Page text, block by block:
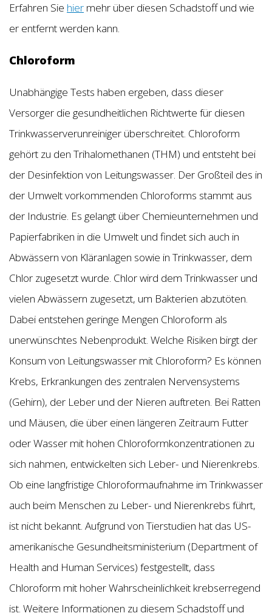
Erfahren Sie hier mehr über diesen Schadstoff und wie
er entfernt werden kann.
Chloroform
Unabhängige Tests haben ergeben, dass dieser
Versorger die gesundheitlichen Richtwerte für diesen
Trinkwasserverunreiniger überschreitet. Chloroform
gehört zu den Trihalomethanen (THM) und entsteht bei
der Desinfektion von Leitungswasser. Der Großteil des in
der Umwelt vorkommenden Chloroforms stammt aus
der Industrie. Es gelangt über Chemieunternehmen und
Papierfabriken in die Umwelt und findet sich auch in
Abwässern von Kläranlagen sowie in Trinkwasser, dem
Chlor zugesetzt wurde. Chlor wird dem Trinkwasser und
vielen Abwässern zugesetzt, um Bakterien abzutöten.
Dabei entstehen geringe Mengen Chloroform als
unerwünschtes Nebenprodukt. Welche Risiken birgt der
Konsum von Leitungswasser mit Chloroform? Es können
Krebs, Erkrankungen des zentralen Nervensystems
(Gehirn), der Leber und der Nieren auftreten. Bei Ratten
und Mäusen, die über einen längeren Zeitraum Futter
oder Wasser mit hohen Chloroformkonzentrationen zu
sich nahmen, entwickelten sich Leber- und Nierenkrebs.
Ob eine langfristige Chloroformaufnahme im Trinkwasser
auch beim Menschen zu Leber- und Nierenkrebs führt,
ist nicht bekannt. Aufgrund von Tierstudien hat das US-
amerikanische Gesundheitsministerium (Department of
Health and Human Services) festgestellt, dass
Chloroform mit hoher Wahrscheinlichkeit krebserregend
ist. Weitere Informationen zu diesem Schadstoff und